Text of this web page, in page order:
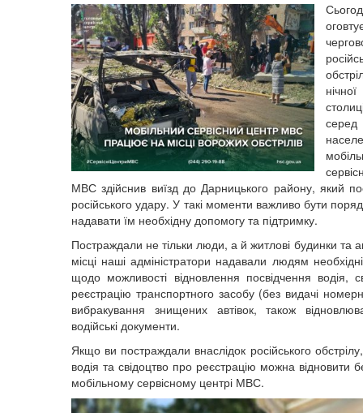
МВС здійснив виїзд до Дарницького району, який
російського удару. У такі моменти важливо бути
надавати їм необхідну допомогу та підтримку.
Постраждали не тільки люди, а й житлові будинки та
місці наші адміністратори надавали людям необхідні
щодо можливості відновлення посвідчення водія,
реєстрацію транспортного засобу (без видачі
вибракування знищених автівок, також
водійські документи.
Якщо ви постраждали внаслідок російського
водія та свідоцтво про реєстрацію можна відновити
мобільному сервісному центрі МВС.